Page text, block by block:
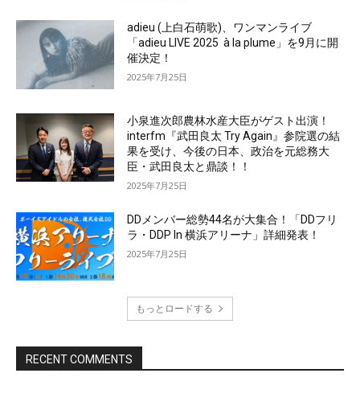
adieu (上白石萌歌)、ワンマンライブ
「adieu LIVE 2025 à la plume」を9月に開
催決定！
2025年7月25日
小泉進次郎農林水産大臣がゲスト出演！
interfm『武田良太 Try Again』参院選の結
果を受け、今後の日本、政治を元総務大
臣・武田良太と鼎談！！
2025年7月25日
DDメンバー総勢44名が大集合！「DDフリ
ラ・DDP In 横浜アリーナ」詳細発表！
2025年7月25日
もっとロードする
RECENT COMMENTS